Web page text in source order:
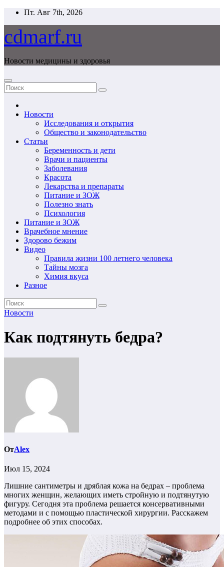
Перейти
содержимому
Пт. Авг 7th, 2026
cdmarf.ru
Новости медицины и здоровья
Новости
Исследования и открытия
Общество и законодательство
Статьи
Беременность и дети
Врачи и пациенты
Заболевания
Красота
Лекарства и препараты
Питание и ЗОЖ
Полезно знать
Психология
Питание и ЗОЖ
Врачебное мнение
Здорово бежим
Видео
Правила жизни 100 летнего человека
Тайны мозга
Химия вкуса
Разное
Новости
Как подтянуть бедра?
ОтAlex
Июл 15, 2024
Лишние сантиметры и дряблая кожа на бедрах – проблема
многих женщин, желающих иметь стройную и подтянутую
фигуру. Сегодня эта проблема решается консервативными
методами и с помощью пластической хирургии. Расскажем
подробнее об этих способах.